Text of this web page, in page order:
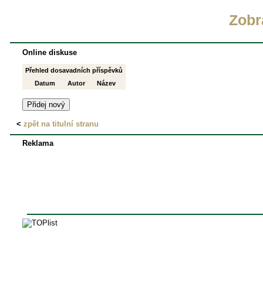
Online diskuse
Přehled dosavadních příspěvků
Datum
Autor Název
< zpět na titulní stranu
Reklama